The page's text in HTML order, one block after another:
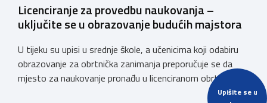
Upišite se u
Licenciranje za provedbu naukovanja –
uključite se u obrazovanje budućih majstora
U tijeku su upisi u srednje škole, a učenicima koji odabiru
obrazovanje za obrtnička zanimanja preporučuje se da
mjesto za naukovanje pronađu u licenciranom obrtu ili
pravnoj osobi. Hrvatska obrtnička komora poziva obrtnike